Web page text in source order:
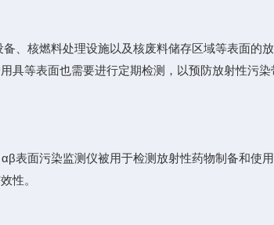
核燃料处理设施以及核废料储存区域等表面的
具等表面也需要进行定期检测，以预防放射性污染
面污染监测仪被用于检测放射性药物制备和使
性。